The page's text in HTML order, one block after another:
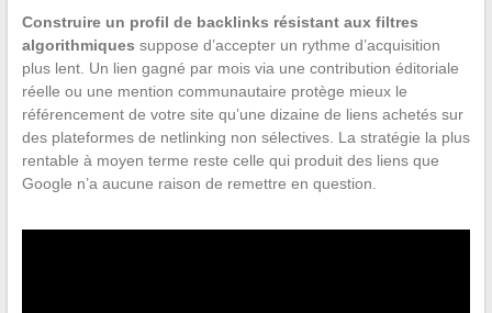
Construire un profil de backlinks résistant aux filtres
algorithmiques suppose d’accepter un rythme d’acquisition
plus lent. Un lien gagné par mois via une contribution éditoriale
réelle ou une mention communautaire protège mieux le
référencement de votre site qu’une dizaine de liens achetés sur
des plateformes de netlinking non sélectives. La stratégie la plus
rentable à moyen terme reste celle qui produit des liens que
Google n’a aucune raison de remettre en question.